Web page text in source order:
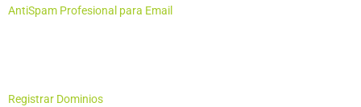
AntiSpam Profesional para Email
Registrar Dominios